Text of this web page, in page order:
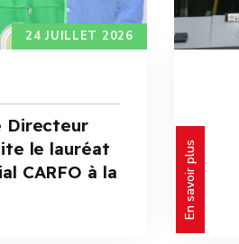
24 JUILLET 2026
Directeur
le lauréat
CARFO à la
En savoir plus